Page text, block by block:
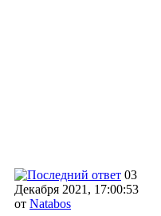
03
Декабря 2021, 17:00:53
от Natabos